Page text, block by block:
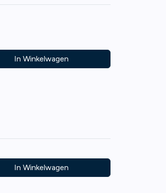
In Winkelwagen
In Winkelwagen